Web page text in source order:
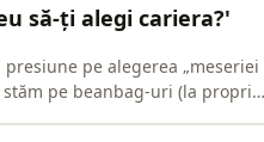
să-ți alegi cariera?'
pe alegerea „meseriei
pe beanbag-uri (la propriu